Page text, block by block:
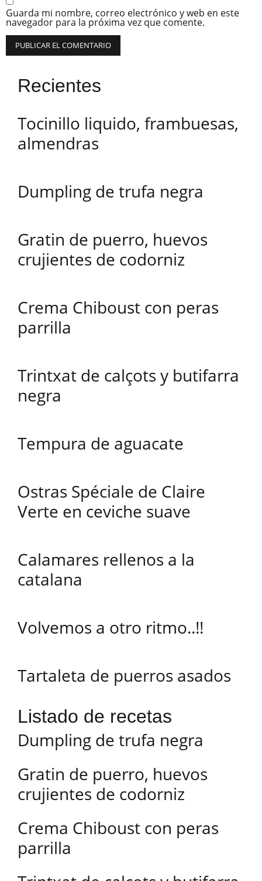
Guarda mi nombre, correo electrónico y web en este
navegador para la próxima vez que comente.
Recientes
Tocinillo liquido, frambuesas,
almendras
Dumpling de trufa negra
Gratin de puerro, huevos
crujientes de codorniz
Crema Chiboust con peras
parrilla
Trintxat de calçots y butifarra
negra
Tempura de aguacate
Ostras Spéciale de Claire
Verte en ceviche suave
Calamares rellenos a la
catalana
Volvemos a otro ritmo..!!
Tartaleta de puerros asados
Listado de recetas
Dumpling de trufa negra
Gratin de puerro, huevos
crujientes de codorniz
Crema Chiboust con peras
parrilla